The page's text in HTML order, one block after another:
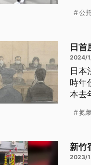
有
公
日首
2024/
日本
時年
本去
氮
新竹
2023/